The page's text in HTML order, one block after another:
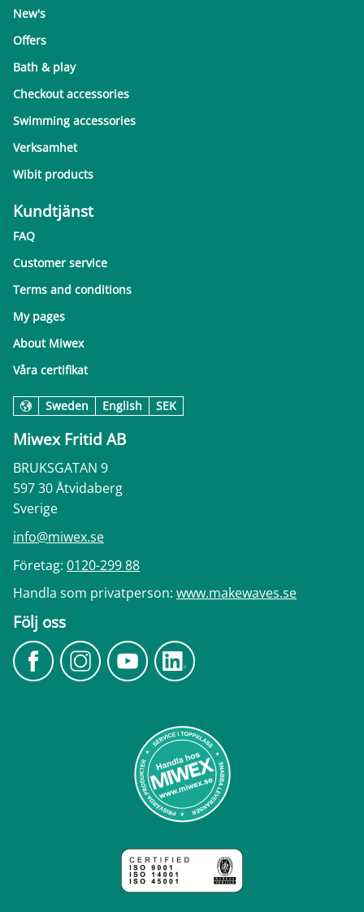
New's
Offers
Bath & play
Checkout accessories
Swimming accessories
Verksamhet
Wibit products
Kundtjänst
FAQ
Customer service
Terms and conditions
My pages
About Miwex
Våra certifikat
Sweden English SEK
Miwex Fritid AB
BRUKSGATAN 9
597 30 Åtvidaberg
Sverige
info@miwex.se
Företag: 0120-299 88
Handla som privatperson: www.makewaves.se
Följ oss